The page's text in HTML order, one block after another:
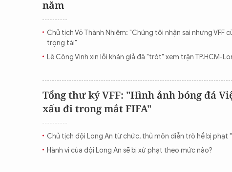
năm
Chủ tịch Võ Thành Nhiệm: "Chúng tôi nhận sai nhưng VFF
trọng tài"
Lê Công Vinh xin lỗi khán giả đã "trót" xem trận TP.HCM-
Tổng thư ký VFF: "Hình ảnh bóng đá
xấu đi trong mắt FIFA"
Chủ tịch đội Long An từ chức, thủ môn diễn trò hề bị phạt
Hành vi của đội Long An sẽ bị xử phạt theo mức nào?